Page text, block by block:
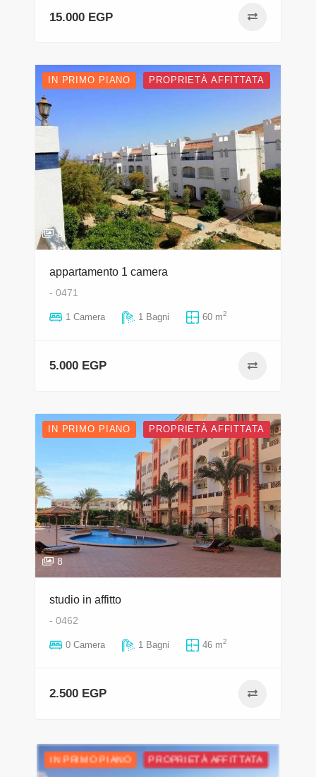
15.000 EGP
IN PRIMO PIANO PROPRIETÀ AFFITTATA
8
appartamento 1 camera
- 0471
1 Camera 1 Bagni 60 m2
5.000 EGP
IN PRIMO PIANO PROPRIETÀ AFFITTATA
8
studio in affitto
- 0462
0 Camera 1 Bagni 46 m2
2.500 EGP
IN PRIMO PIANO PROPRIETÀ AFFITTATA